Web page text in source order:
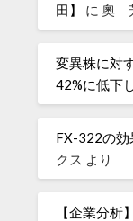
田】
に奧
変異株に対
42%に低下
FX-322の効
クス より
【企業分